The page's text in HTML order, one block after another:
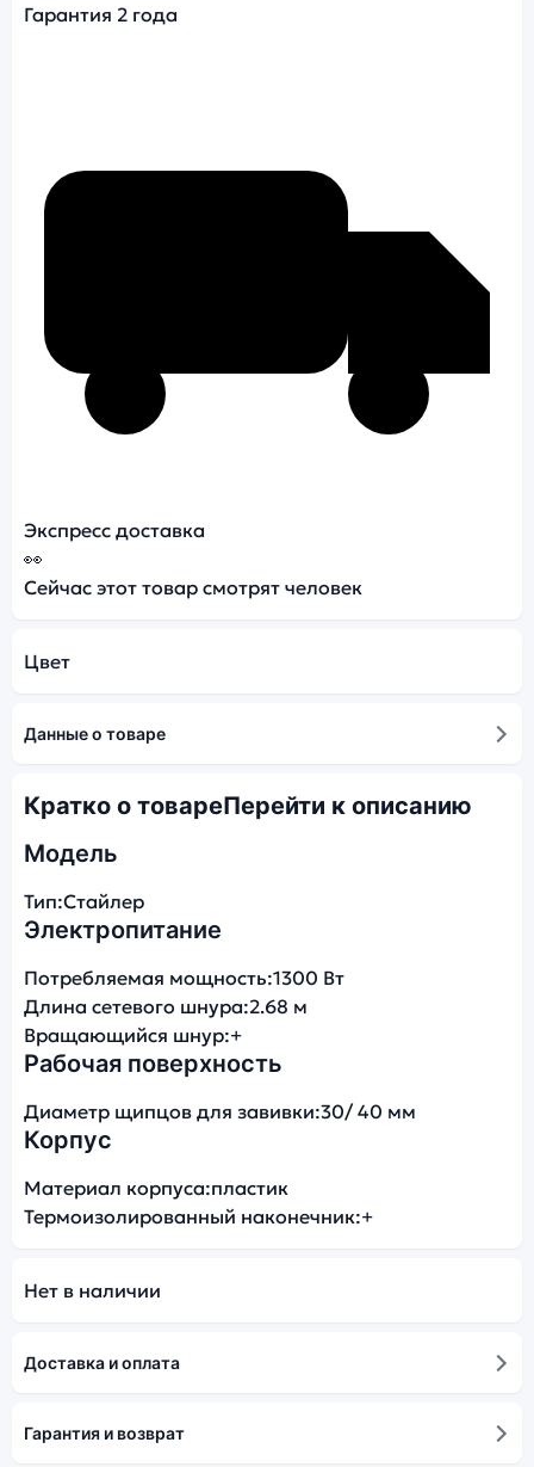
Гарантия 2 года
Экспресс доставка
👀
Сейчас этот товар смотрят человек
Цвет
Данные о товаре
Кратко о товареПерейти к описанию
Модель
Тип:Стайлер
Электропитание
Потребляемая мощность:1300 Вт
Длина сетевого шнура:2.68 м
Вращающийся шнур:+
Рабочая поверхность
Диаметр щипцов для завивки:30/ 40 мм
Корпус
Материал корпуса:пластик
Термоизолированный наконечник:+
Нет в наличии
Доставка и оплата
Гарантия и возврат